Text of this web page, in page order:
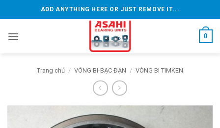
qua
dung
ADD ANYTHING HERE OR JUST REMOVE IT...
0
Trang chủ / VÒNG BI-BẠC ĐẠN / VÒNG BI TIMKEN